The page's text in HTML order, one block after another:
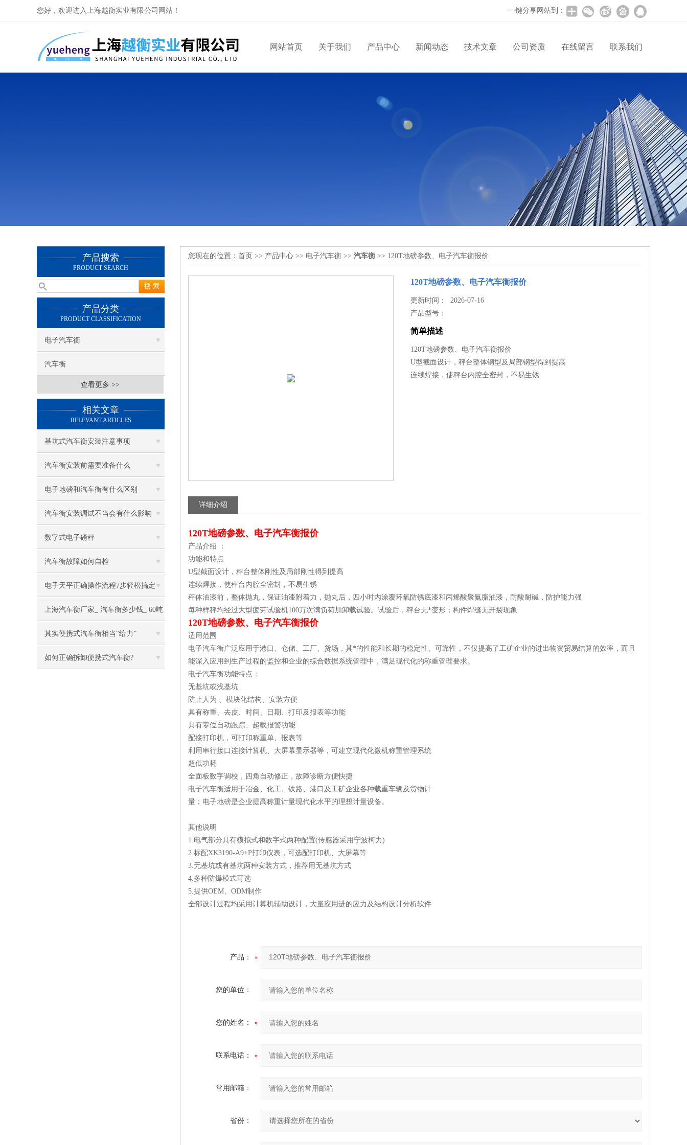
您好，欢迎进入上海越衡实业有限公司网站！ 一键分享网站到：
网站首页 关于我们 产品中心 新闻动态 技术文章 公司资质 在线留言 联系我们
产品搜索
PRODUCT SEARCH
产品分类
PRODUCT CLASSIFICATION
电子汽车衡
汽车衡
查看更多 >>
相关文章
RELEVANT ARTICLES
基坑式汽车衡安装注意事项
汽车衡安装前需要准备什么
电子地磅和汽车衡有什么区别
汽车衡安装调试不当会有什么影响
数字式电子磅秤
汽车衡故障如何自检
电子天平正确操作流程7步轻松搞定
上海汽车衡厂家_ 汽车衡多少钱_ 60吨
电子汽车衡
其实便携式汽车衡相当“给力”
如何正确拆卸便携式汽车衡?
您现在的位置： 首页 >> 产品中心 >> 电子汽车衡 >> 汽车衡 >> 120T地磅参数、电子汽车衡报价
120T地磅参数、电子汽车衡报价
更新时间： 2026-07-16
产品型号：
简单描述
120T地磅参数、电子汽车衡报价
U型截面设计，秤台整体钢型及局部钢型得到提高
连续焊接，使秤台内腔全密封，不易生锈
详细介绍
120T地磅参数、电子汽车衡报价
产品介绍 ：
功能和特点
U型截面设计，秤台整体刚性及局部刚性得到提高
连续焊接，使秤台内腔全密封，不易生锈
秤体油漆前，整体抛丸，保证油漆附着力，抛丸后，四小时内涂覆环氧防锈底漆和丙烯酸聚氨脂油漆，耐酸耐碱，防护能力强
每种样秤均经过大型疲劳试验机100万次满负荷加卸载试验。试验后，秤台无*变形；构件焊缝无开裂现象
120T地磅参数、电子汽车衡报价
适用范围
电子汽车衡广泛应用于港口、仓储、工厂、货场，其*的性能和长期的稳定性、可靠性，不仅提高了工矿企业的进出物资贸易结算的效率，而且
能深入应用到生产过程的监控和企业的综合数据系统管理中，满足现代化的称重管理要求。
电子汽车衡功能特点：
无基坑或浅基坑
防止人为 、模块化结构、安装方便
具有称重、去皮、时间、日期、打印及报表等功能
具有零位自动跟踪、超载报警功能
配接打印机，可打印称重单、报表等
利用串行接口连接计算机、大屏幕显示器等，可建立现代化微机称重管理系统
超低功耗
全面板数字调校，四角自动修正，故障诊断方便快捷
电子汽车衡适用于冶金、化工、铁路、港口及工矿企业各种载重车辆及货物计
量；电子地磅是企业提高称重计量现代化水平的理想计量设备。
其他说明
1.电气部分具有模拟式和数字式两种配置(传感器采用宁波柯力)
2.标配XK3190-A9+P打印仪表，可选配打印机、大屏幕等
3.无基坑或有基坑两种安装方式，推荐用无基坑方式
4.多种防爆模式可选
5.提供OEM、ODM制作
全部设计过程均采用计算机辅助设计，大量应用进的应力及结构设计分析软件
产品：
您的单位：
您的姓名：
联系电话：
常用邮箱：
省份：